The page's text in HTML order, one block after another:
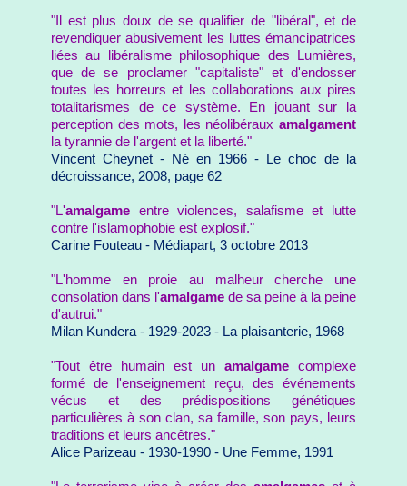
"Il est plus doux de se qualifier de "libéral", et de
revendiquer abusivement les luttes émancipatrices
liées au libéralisme philosophique des Lumières,
que de se proclamer "capitaliste" et d'endosser
toutes les horreurs et les collaborations aux pires
totalitarismes de ce système. En jouant sur la
perception des mots, les néolibéraux amalgament
la tyrannie de l'argent et la liberté."
Vincent Cheynet - Né en 1966 - Le choc de la
décroissance, 2008, page 62
"L'amalgame entre violences, salafisme et lutte
contre l'islamophobie est explosif."
Carine Fouteau - Médiapart, 3 octobre 2013
"L'homme en proie au malheur cherche une
consolation dans l'amalgame de sa peine à la peine
d'autrui."
Milan Kundera - 1929-2023 - La plaisanterie, 1968
"Tout être humain est un amalgame complexe
formé de l'enseignement reçu, des événements
vécus et des prédispositions génétiques
particulières à son clan, sa famille, son pays, leurs
traditions et leurs ancêtres."
Alice Parizeau - 1930-1990 - Une Femme, 1991